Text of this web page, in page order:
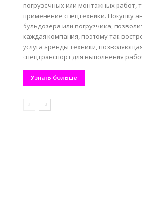
погрузочных или монтажных работ,
применение спецтехники. Покупку
бульдозера или погрузчика,
каждая компания, поэтому так
услуга аренды техники,
спецтранспорт для выполнения
Узнать больше